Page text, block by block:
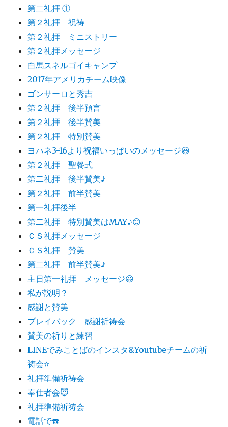
第二礼拝 ①
第２礼拝 祝祷
第２礼拝 ミニストリー
第２礼拝メッセージ
白馬スネルゴイキャンプ
2017年アメリカチーム映像
ゴンサーロと秀吉
第２礼拝 後半預言
第２礼拝 後半賛美
第２礼拝 特別賛美
ヨハネ3-16より祝福いっぱいのメッセージ😃
第２礼拝 聖餐式
第二礼拝 後半賛美♪
第２礼拝 前半賛美
第一礼拝後半
第二礼拝 特別賛美はMAY♪😊
ＣＳ礼拝メッセージ
ＣＳ礼拝 賛美
第二礼拝 前半賛美♪
主日第一礼拝 メッセージ😃
私が説明？
感謝と賛美
プレイバック 感謝祈祷会
賛美の祈りと練習
LINEでみことばのインスタ&Youtubeチームの祈
祷会⭐️
礼拝準備祈祷会
奉仕者会😇
礼拝準備祈祷会
電話で☎️